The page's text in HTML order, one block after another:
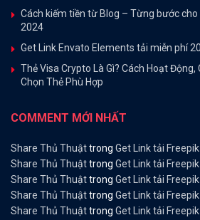
Cách kiếm tiền từ Blog – Từng bước
2024
Get Link Envato Elements tải miễn phí
Thẻ Visa Crypto Là Gì? Cách Hoạt Động,
Chọn Thẻ Phù Hợp
COMMENT MỚI NHẤT
Share Thủ Thuậttrong Get Link tải
Share Thủ Thuậttrong Get Link tải
Share Thủ Thuậttrong Get Link tải
Share Thủ Thuậttrong Get Link tải
Share Thủ Thuậttrong Get Link tải